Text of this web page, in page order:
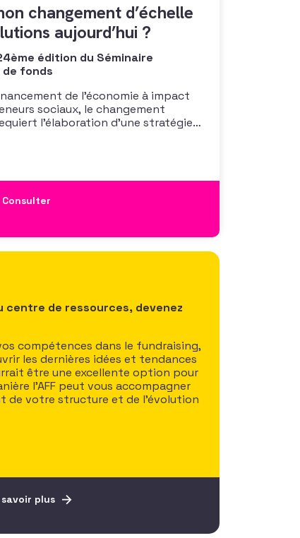
centre de ressources, devenez
compétences dans le fundraising,
les dernières idées et tendances
être une excellente option pour
l’AFF peut vous accompagner
de votre structure et de l’évolution
savoir plus
changement d’échelle
aujourd’hui ?
édition du Séminaire
fonds
de l’économie à impact
sociaux, le changement
l’élaboration d’une stratégie
Consulter